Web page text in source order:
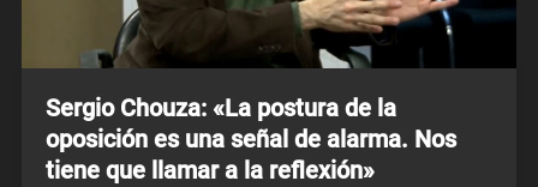
Sergio Chouza: «La postura de la
oposición es una señal de alarma. Nos
tiene que llamar a la reflexión»